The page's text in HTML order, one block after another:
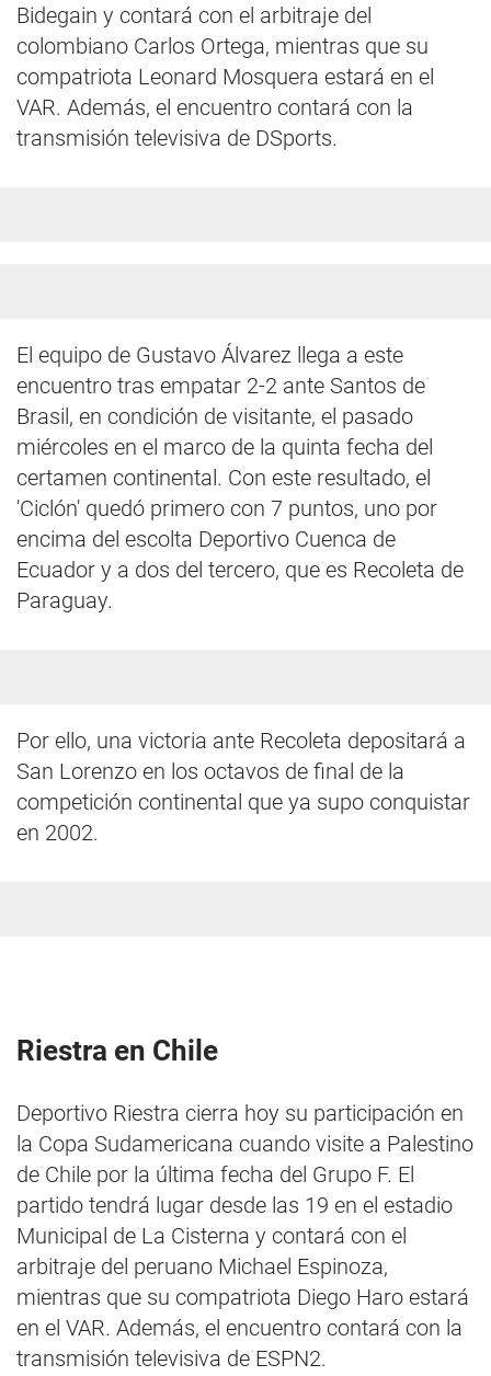
Bidegain y contará con el arbitraje del
colombiano Carlos Ortega, mientras que su
compatriota Leonard Mosquera estará en el
VAR. Además, el encuentro contará con la
transmisión televisiva de DSports.
El equipo de Gustavo Álvarez llega a este
encuentro tras empatar 2-2 ante Santos de
Brasil, en condición de visitante, el pasado
miércoles en el marco de la quinta fecha del
certamen continental. Con este resultado, el
'Ciclón' quedó primero con 7 puntos, uno por
encima del escolta Deportivo Cuenca de
Ecuador y a dos del tercero, que es Recoleta de
Paraguay.
Por ello, una victoria ante Recoleta depositará a
San Lorenzo en los octavos de final de la
competición continental que ya supo conquistar
en 2002.
Riestra en Chile
Deportivo Riestra cierra hoy su participación en
la Copa Sudamericana cuando visite a Palestino
de Chile por la última fecha del Grupo F. El
partido tendrá lugar desde las 19 en el estadio
Municipal de La Cisterna y contará con el
arbitraje del peruano Michael Espinoza,
mientras que su compatriota Diego Haro estará
en el VAR. Además, el encuentro contará con la
transmisión televisiva de ESPN2.